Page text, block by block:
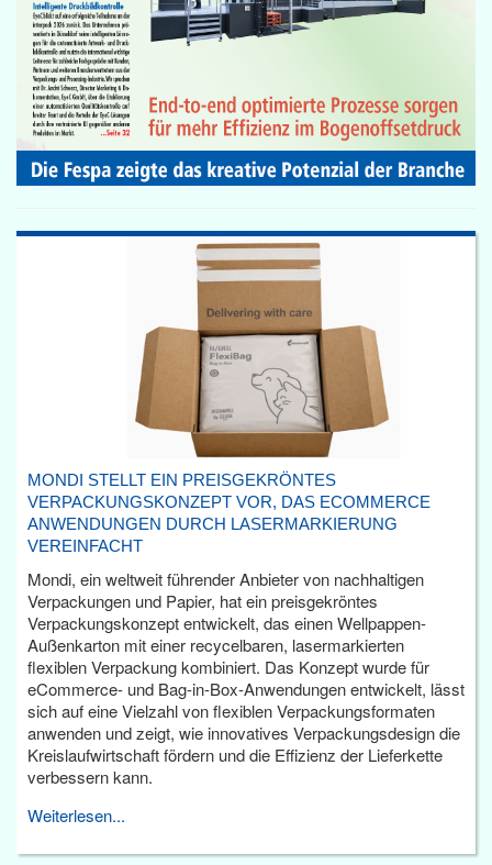
MONDI STELLT EIN PREISGEKRÖNTES
VERPACKUNGSKONZEPT VOR, DAS ECOMMERCE
ANWENDUNGEN DURCH LASERMARKIERUNG
VEREINFACHT
Mondi, ein weltweit führender Anbieter von nachhaltigen
Verpackungen und Papier, hat ein preisgekröntes
Verpackungskonzept entwickelt, das einen Wellpappen-
Außenkarton mit einer recycelbaren, lasermarkierten
flexiblen Verpackung kombiniert. Das Konzept wurde für
eCommerce- und Bag-in-Box-Anwendungen entwickelt, lässt
sich auf eine Vielzahl von flexiblen Verpackungsformaten
anwenden und zeigt, wie innovatives Verpackungsdesign die
Kreislaufwirtschaft fördern und die Effizienz der Lieferkette
verbessern kann.
Weiterlesen...